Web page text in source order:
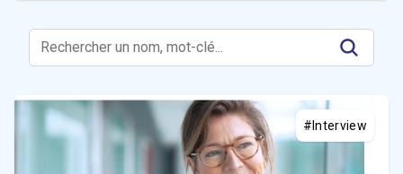
#Interview